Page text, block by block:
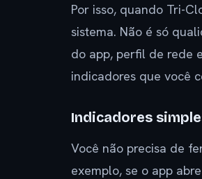
Por isso, quando Tri-
sistema. Não é só
do app, perfil de rede
indicadores que você
Indicadores
Você não precisa de
exemplo, se o app